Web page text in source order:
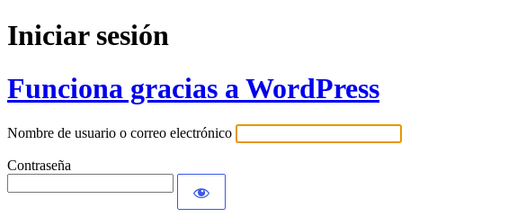
Iniciar sesión
Funciona gracias a WordPress
Nombre de usuario o correo electrónico
Contraseña